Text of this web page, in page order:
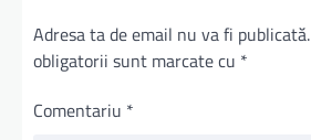
Adresa ta de email nu va fi publicată.
obligatorii sunt marcate cu *
Comentariu *